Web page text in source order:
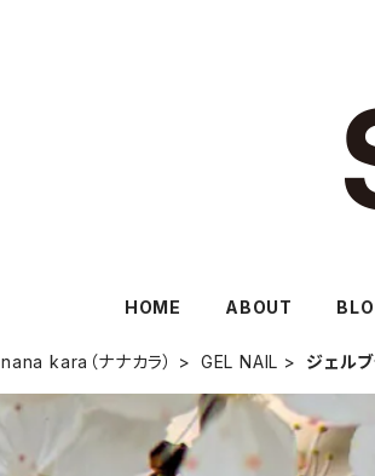
HOME ABOUT
nana kara（ナナカラ） GEL NAIL ジェル